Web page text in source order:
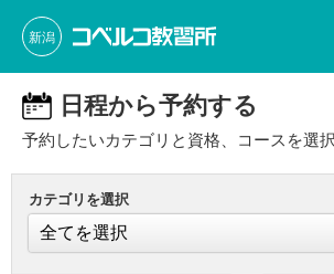
新潟
日程から予約する
予約したいカテゴリと資格、コースを選
カテゴリを選択